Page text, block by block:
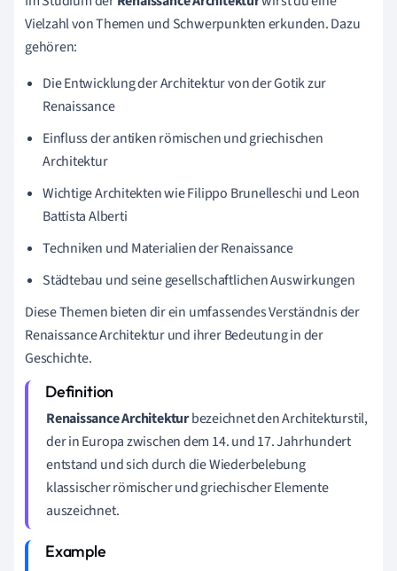
Vielzahl von Themen und Schwerpunkten erkunden. Dazu
gehören:
Die Entwicklung der Architektur von der Gotik zur
Renaissance
Einfluss der antiken römischen und griechischen
Architektur
Wichtige Architekten wie Filippo Brunelleschi und Leon
Battista Alberti
Techniken und Materialien der Renaissance
Städtebau und seine gesellschaftlichen Auswirkungen
Diese Themen bieten dir ein umfassendes Verständnis der
Renaissance Architektur und ihrer Bedeutung in der
Geschichte.
Renaissance Architekturbezeichnet den Architekturstil,
der in Europa zwischen dem 14. und 17. Jahrhundert
entstand und sich durch die Wiederbelebung
klassischer römischer und griechischer Elemente
auszeichnet.